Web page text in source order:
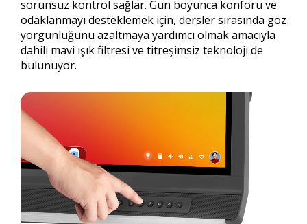
sorunsuz kontrol sağlar. Gün boyunca konforu ve
odaklanmayı desteklemek için, dersler sırasında göz
yorgunluğunu azaltmaya yardımcı olmak amacıyla
dahili mavi ışık filtresi ve titreşimsiz teknoloji de
bulunuyor.